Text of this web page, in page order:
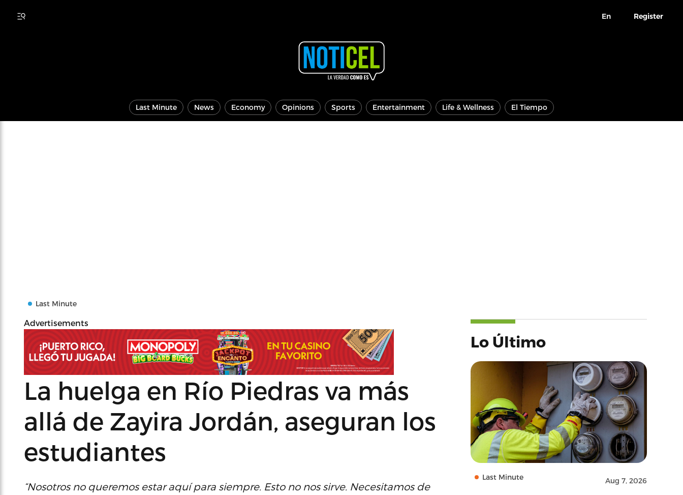
En Register
Last Minute News Economy Opinions Sports Entertainment Life & Wellness El Tiempo
Last Minute
Advertisements
La huelga en Río Piedras va más
allá de Zayira Jordán, aseguran los
estudiantes
“Nosotros no queremos estar aquí para siempre. Esto no nos sirve. Necesitamos de
Lo Último
Last Minute Aug 7, 2026